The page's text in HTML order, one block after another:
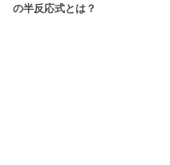
の半反応式とは？